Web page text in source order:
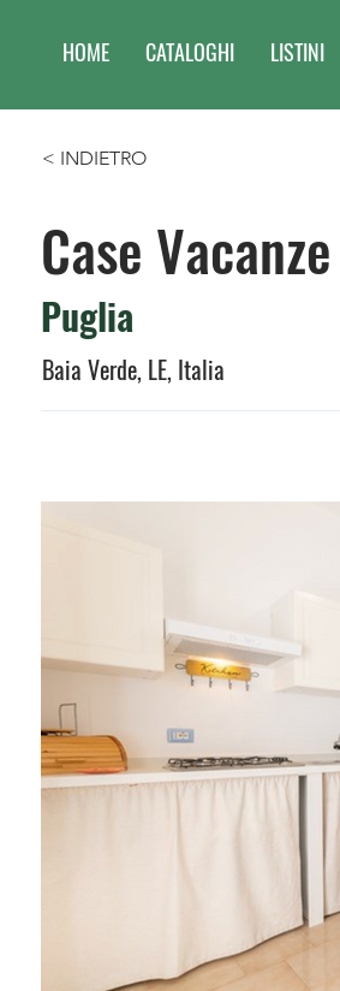
HOME CATALOGHI LISTINI
< INDIETRO
Case
Puglia
Baia Verde, LE, Italia